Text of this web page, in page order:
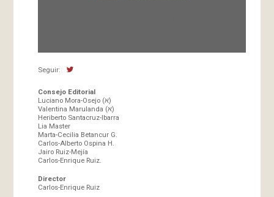
Seguir:
Consejo Editorial
Luciano Mora-Osejo (א)
Valentina Marulanda (א)
Heriberto Santacruz-Ibarra
Lia Master
Marta-Cecilia Betancur G.
Carlos-Alberto Ospina H.
Jairo Ruiz-Mejía
Carlos-Enrique Ruiz.
Director
Carlos-Enrique Ruiz